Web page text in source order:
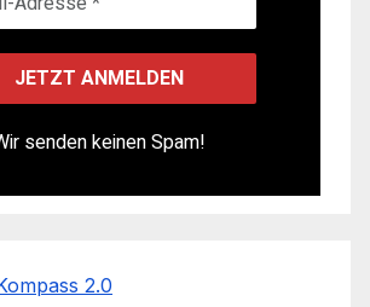
senden keinen Spam!
2.0